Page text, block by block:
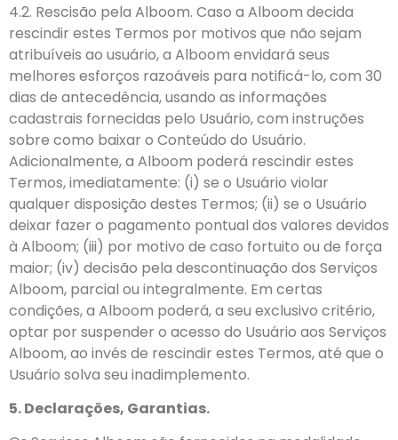
4.2. Rescisão pela Alboom. Caso a Alboom decida
rescindir estes Termos por motivos que não sejam
atribuíveis ao usuário, a Alboom envidará seus
melhores esforços razoáveis para notificá-lo, com 30
dias de antecedência, usando as informações
cadastrais fornecidas pelo Usuário, com instruções
sobre como baixar o Conteúdo do Usuário.
Adicionalmente, a Alboom poderá rescindir estes
Termos, imediatamente: (i) se o Usuário violar
qualquer disposição destes Termos; (ii) se o Usuário
deixar fazer o pagamento pontual dos valores devidos
à Alboom; (iii) por motivo de caso fortuito ou de força
maior; (iv) decisão pela descontinuação dos Serviços
Alboom, parcial ou integralmente. Em certas
condições, a Alboom poderá, a seu exclusivo critério,
optar por suspender o acesso do Usuário aos Serviços
Alboom, ao invés de rescindir estes Termos, até que o
Usuário solva seu inadimplemento.
5. Declarações, Garantias.